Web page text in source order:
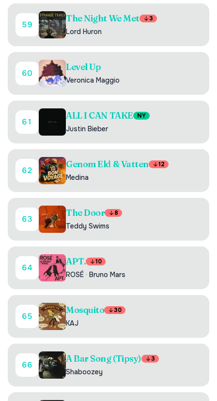
59
The Night We Met 3
Lord Huron
60
Level Up
Veronica Maggio
61
ALL I CAN TAKE NY
Justin Bieber
62
Genom Eld & Vatten 12
Medina
63
The Door 8
Teddy Swims
64
APT. 10
ROSÉ · Bruno Mars
65
Mosquito 30
KAJ
66
A Bar Song (Tipsy) 3
Shaboozey